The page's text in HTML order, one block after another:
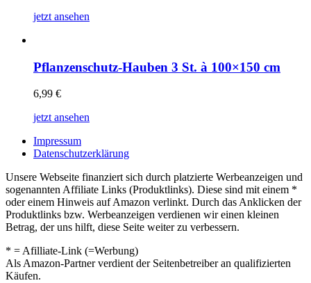
jetzt ansehen
Pflanzenschutz-Hauben 3 St. à 100×150 cm
6,99 €
jetzt ansehen
Impressum
Datenschutzerklärung
Unsere Webseite finanziert sich durch platzierte Werbeanzeigen und
sogenannten Affiliate Links (Produktlinks). Diese sind mit einem *
oder einem Hinweis auf Amazon verlinkt. Durch das Anklicken der
Produktlinks bzw. Werbeanzeigen verdienen wir einen kleinen
Betrag, der uns hilft, diese Seite weiter zu verbessern.
* = Afilliate-Link (=Werbung)
Als Amazon-Partner verdient der Seitenbetreiber an qualifizierten
Käufen.